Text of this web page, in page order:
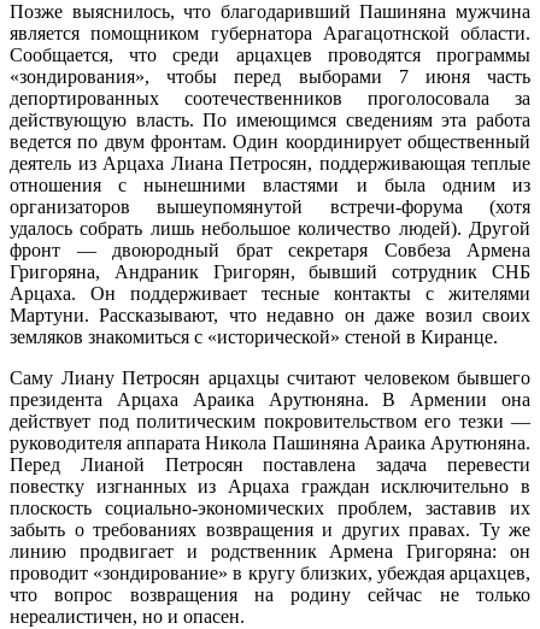
Позже выяснилось, что благодаривший Пашиняна мужчина
является помощником губернатора Арагацотнской области.
Сообщается, что среди арцахцев проводятся программы
«зондирования», чтобы перед выборами 7 июня часть
депортированных соотечественников проголосовала за
действующую власть. По имеющимся сведениям эта работа
ведется по двум фронтам. Один координирует общественный
деятель из Арцаха Лиана Петросян, поддерживающая теплые
отношения с нынешними властями и была одним из
организаторов вышеупомянутой встречи-форума (хотя
удалось собрать лишь небольшое количество людей). Другой
фронт — двоюродный брат секретаря Совбеза Армена
Григоряна, Андраник Григорян, бывший сотрудник СНБ
Арцаха. Он поддерживает тесные контакты с жителями
Мартуни. Рассказывают, что недавно он даже возил своих
земляков знакомиться с «исторической» стеной в Киранце.
Саму Лиану Петросян арцахцы считают человеком бывшего
президента Арцаха Араика Арутюняна. В Армении она
действует под политическим покровительством его тезки —
руководителя аппарата Никола Пашиняна Араика Арутюняна.
Перед Лианой Петросян поставлена задача перевести
повестку изгнанных из Арцаха граждан исключительно в
плоскость социально-экономических проблем, заставив их
забыть о требованиях возвращения и других правах. Ту же
линию продвигает и родственник Армена Григоряна: он
проводит «зондирование» в кругу близких, убеждая арцахцев,
что вопрос возвращения на родину сейчас не только
нереалистичен, но и опасен.